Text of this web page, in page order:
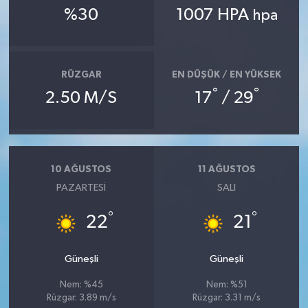
%30 1007 HPA hpa
RÜZGAR
2.50 M/S
EN DÜŞÜK / EN YÜKSEK
17° / 29°
10 AĞUSTOS
PAZARTESI
22°
Güneşli
Nem: %45
Rüzgar: 3.89 m/s
11 AĞUSTOS
SALI
21 °
Güneşli
Nem: %51
Rüzgar: 3.31 m/s
ŞİRKET HABERLERİ
SPOR
YAŞAM
AFYON
AYDIN